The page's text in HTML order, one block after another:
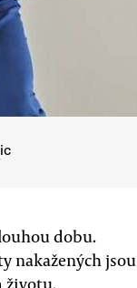
dobu.
nakažených jsou
životu.